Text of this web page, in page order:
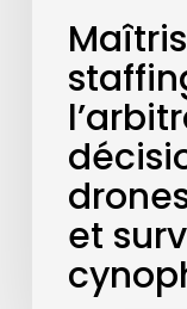
surveillance
cynophile
et